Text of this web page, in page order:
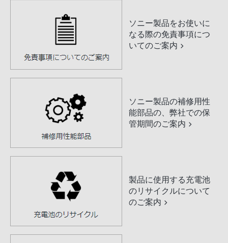
ソニー製品をお使いに
なる際の免責事項につ
いてのご案内
ソニー製品の補修用性
能部品の、弊社での保
管期間のご案内
製品に使用する充電池
のリサイクルについて
のご案内